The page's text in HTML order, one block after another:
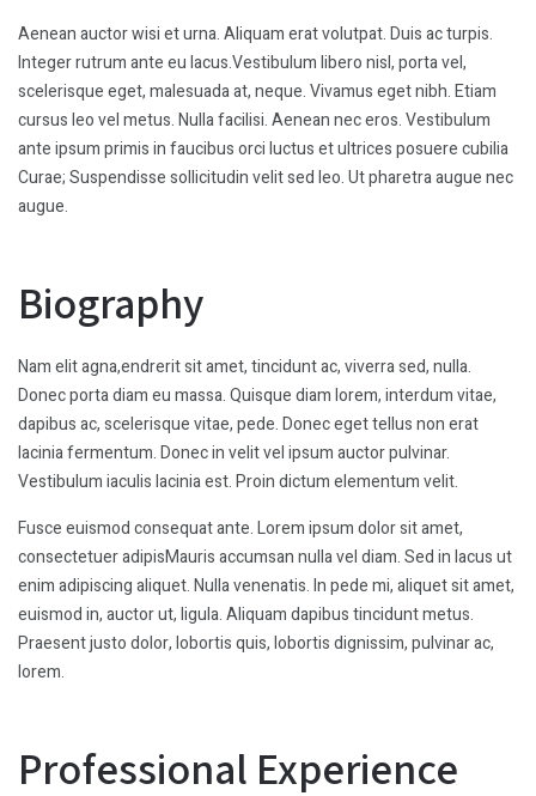
Aenean auctor wisi et urna. Aliquam erat volutpat. Duis ac turpis.
Integer rutrum ante eu lacus.Vestibulum libero nisl, porta vel,
scelerisque eget, malesuada at, neque. Vivamus eget nibh. Etiam
cursus leo vel metus. Nulla facilisi. Aenean nec eros. Vestibulum
ante ipsum primis in faucibus orci luctus et ultrices posuere cubilia
Curae; Suspendisse sollicitudin velit sed leo. Ut pharetra augue nec
augue.
Biography
Nam elit agna,endrerit sit amet, tincidunt ac, viverra sed, nulla.
Donec porta diam eu massa. Quisque diam lorem, interdum vitae,
dapibus ac, scelerisque vitae, pede. Donec eget tellus non erat
lacinia fermentum. Donec in velit vel ipsum auctor pulvinar.
Vestibulum iaculis lacinia est. Proin dictum elementum velit.
Fusce euismod consequat ante. Lorem ipsum dolor sit amet,
consectetuer adipisMauris accumsan nulla vel diam. Sed in lacus ut
enim adipiscing aliquet. Nulla venenatis. In pede mi, aliquet sit amet,
euismod in, auctor ut, ligula. Aliquam dapibus tincidunt metus.
Praesent justo dolor, lobortis quis, lobortis dignissim, pulvinar ac,
lorem.
Professional Experience